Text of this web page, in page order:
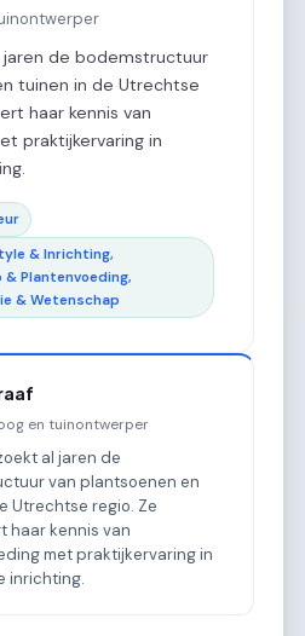
jaren de bodemstructuur
tuinen in de Utrechtse
haar kennis van
praktijkervaring in
& Inrichting,
Plantenvoeding,
& Wetenschap
en tuinontwerper
al jaren de
van plantsoenen en
Utrechtse regio. Ze
haar kennis van
met praktijkervaring in
inrichting.